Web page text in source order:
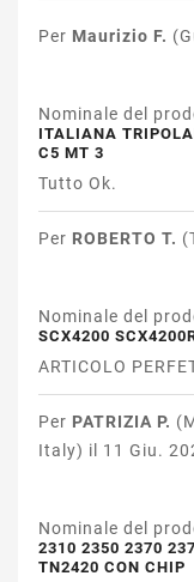
Per Maurizio F.
Nominale del
ITALIANA
C5 MT 3
Tutto Ok.
Per ROBERTO T.
Nominale del
SCX4200
ARTICOLO
Per PATRIZIA P.
Italy) il 11 Giu.
Nominale del
2310 2350 2370
TN2420 CON CHIP